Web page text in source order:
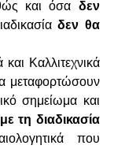
και όσα δεν
δεν θα
Καλλιτεχνικά
μεταφορτώσουν
σημείωμα και
τη διαδικασία
που